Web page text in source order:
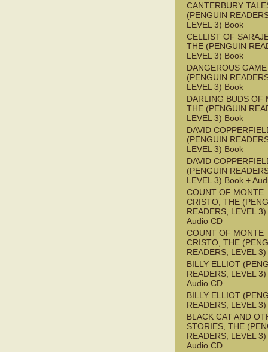
CANTERBURY
(PENGUIN
LEVEL 3) Book
CELLIST OF
THE (PENGUIN
LEVEL 3) Book
DANGEROUS GAME
(PENGUIN
LEVEL 3) Book
DARLING BUDS OF
THE (PENGUIN
LEVEL 3) Book
DAVID
(PENGUIN
LEVEL 3) Book
DAVID
(PENGUIN
LEVEL 3) Book +
COUNT OF MONTE
CRISTO, THE
READERS, LEVEL
Audio CD
COUNT OF MONTE
CRISTO, THE
READERS, LEVEL
BILLY ELLIOT
READERS, LEVEL
Audio CD
BILLY ELLIOT
READERS, LEVEL
BLACK CAT AND
STORIES, THE
READERS, LEVEL
Audio CD